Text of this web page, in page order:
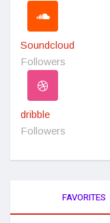
Soundcloud
Followers
dribble
Followers
FAVORITES